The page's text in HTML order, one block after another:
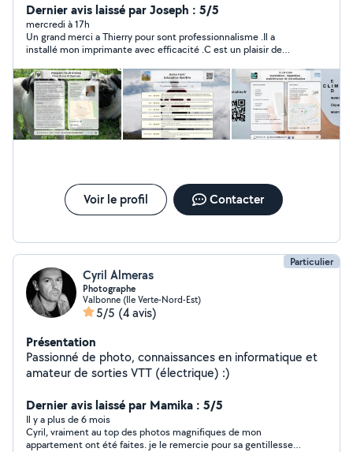
réseau domestique .Bref vous aider dans toutes les
matières technologiques : informatique , télé
connectée, wifi cpl réseau domestique imprimantes,
smartphone, sites web , fiche Google business (depuis
94 soit 32 ans), prodigue également un cours de
vulgarisation de l'informatique en 10h adaptable à tout
niveau
Dernier avis laissé par Joseph : 5/5
mercredi à 17h
Un grand merci a Thierry pour sont professionnalisme .Il a
installé mon imprimante avec efficacité .C est un plaisir de
le recommande sans hésitation
Voir le profil Contacter
Particulier
Cyril Almeras
Photographe
Valbonne (Ile Verte-Nord-Est)
5/5 (4 avis)
Présentation
Passionné de photo, connaissances en informatique et
amateur de sorties VTT (électrique) :)
Dernier avis laissé par Mamika : 5/5
Il y a plus de 6 mois
Cyril, vraiment au top des photos magnifiques de mon
appartement ont été faites. je le remercie pour sa gentillesse